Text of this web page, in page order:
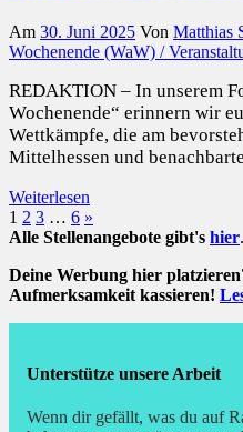
Am 30. Juni 2025 Von Matthias
Wochenende (WaW) /
REDAKTION – In unserem
Wochenende“ erinnern wir
Wettkämpfe, die am
Mittelhessen und
Weiterlesen
Seitennummerierung
der
Beiträge
1 2 3 … 6 Nächste
Beiträge
»
Alle Stellenangebote gibt's hier.
Deine Werbung hier
Aufmerksamkeit kassieren!
Unterstütze unsere Arbeit
Wenn dir gefällt, was du auf